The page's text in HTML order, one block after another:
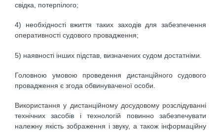
свідка, потерпілого;
4) необхідності вжиття таких заходів для забезпечення
оперативності судового провадження;
5) наявності інших підстав, визначених судом достатніми.
Головною умовою проведення дистанційного судового
провадження є згода обвинуваченої особи.
Використання у дистанційному досудовому розслідуванні
технічних засобів і технологій повинно забезпечувати
належну якість зображення і звуку, а також інформаційну